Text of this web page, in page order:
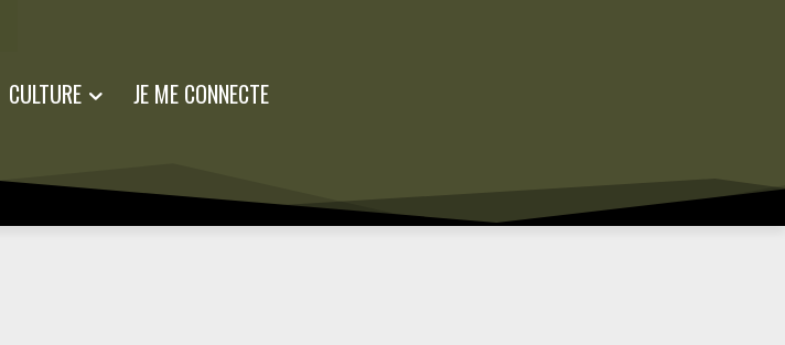
CULTURE JE ME CONNECTE